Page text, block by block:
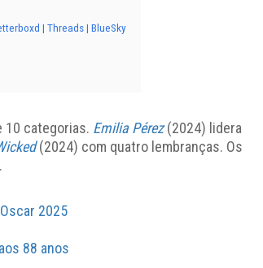
| Threads | BlueSky
categorias. Emilia Pérez(2024) lidera
(2024) com quatro lembranças. Os
2025
88 anos